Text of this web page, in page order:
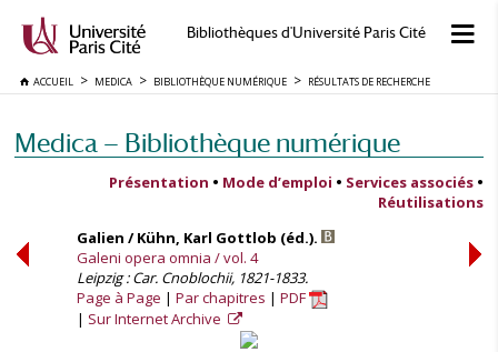
Bibliothèques d'Université Paris Cité
ACCUEIL MEDICA BIBLIOTHÈQUE NUMÉRIQUE RÉSULTATS DE RECHERCHE
Medica — Bibliothèque numérique
Présentation • Mode d’emploi • Services associés •
Réutilisations
Galien / Kühn, Karl Gottlob (éd.).
Galeni opera omnia / vol. 4
Leipzig : Car. Cnoblochii, 1821-1833.
Page à Page
Par chapitres
PDF
Sur Internet Archive